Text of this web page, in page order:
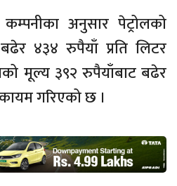
अनुसार पेट्रोलको
४३४ रुपैयाँ प्रति लिटर
मूल्य ३९२ रुपैयाँबाट बढेर
गरिएको छ ।